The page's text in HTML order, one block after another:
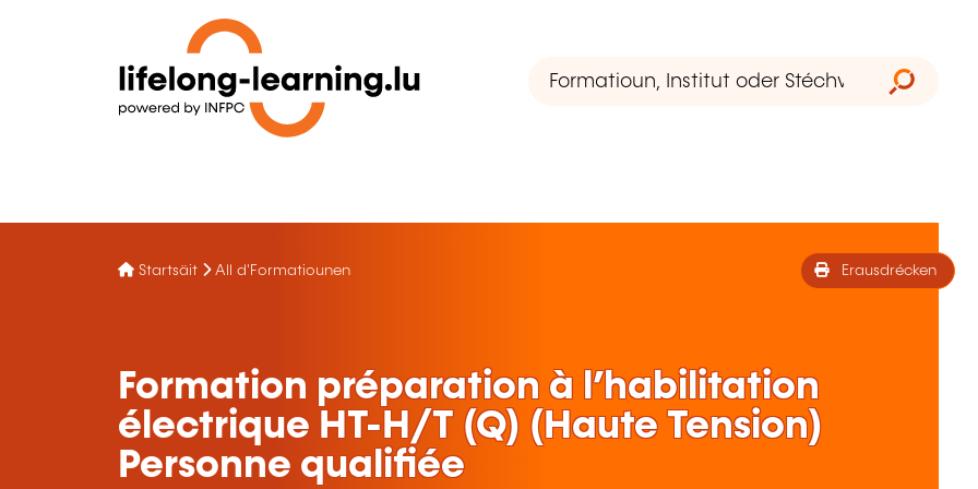
Startsäit All d'Formatiounen Erausdrécken
Formation préparation à l’habilitation
électrique HT-H/T (Q) (Haute Tension)
Personne qualifiée